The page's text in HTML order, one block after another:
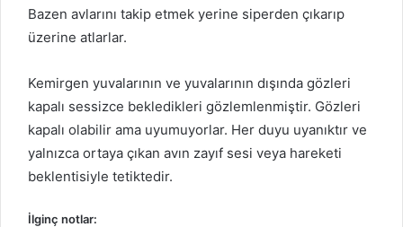
Bazen avlarını takip etmek yerine siperden çıkarıp
üzerine atlarlar.
Kemirgen yuvalarının ve yuvalarının dışında gözleri
kapalı sessizce bekledikleri gözlemlenmiştir. Gözleri
kapalı olabilir ama uyumuyorlar. Her duyu uyanıktır ve
yalnızca ortaya çıkan avın zayıf sesi veya hareketi
beklentisiyle tetiktedir.
İlginç notlar: